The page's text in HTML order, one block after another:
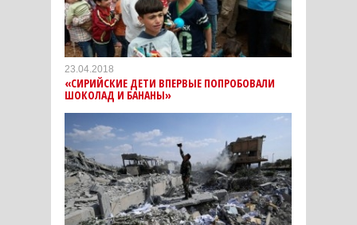
23.04.2018
«СИРИЙСКИЕ ДЕТИ ВПЕРВЫЕ ПОПРОБОВАЛИ
ШОКОЛАД И БАНАНЫ»